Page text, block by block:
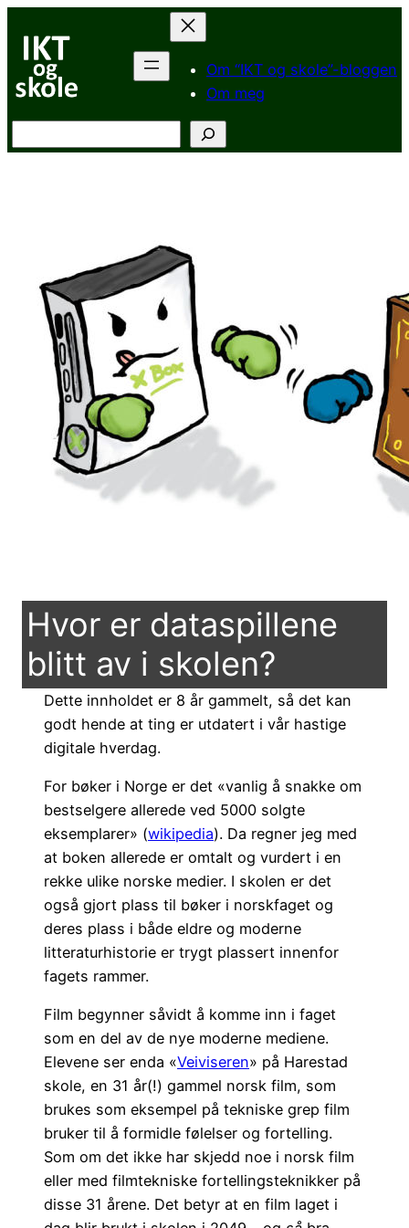
innhold
Om “IKT og skole”-bloggen
Om meg
Hvor er dataspillene
blitt av i skolen?
Dette innholdet er 8 år gammelt, så det kan
godt hende at ting er utdatert i vår hastige
digitale hverdag.
For bøker i Norge er det «vanlig å snakke om
bestselgere allerede ved 5000 solgte
eksemplarer» (wikipedia). Da regner jeg med
at boken allerede er omtalt og vurdert i en
rekke ulike norske medier. I skolen er det
også gjort plass til bøker i norskfaget og
deres plass i både eldre og moderne
litteraturhistorie er trygt plassert innenfor
fagets rammer.
Film begynner såvidt å komme inn i faget
som en del av de nye moderne mediene.
Elevene ser enda «Veiviseren» på Harestad
skole, en 31 år(!) gammel norsk film, som
brukes som eksempel på tekniske grep film
bruker til å formidle følelser og fortelling.
Som om det ikke har skjedd noe i norsk film
eller med filmtekniske fortellingsteknikker på
disse 31 årene. Det betyr at en film laget i